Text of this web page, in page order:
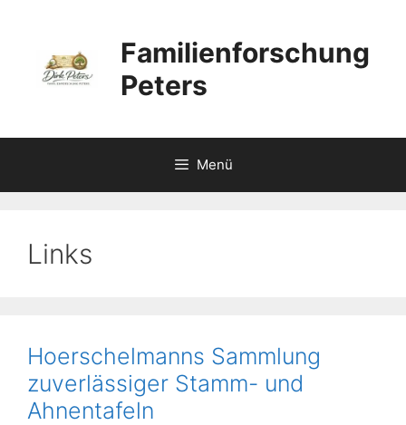
springen
Familienforschung
Peters
Menü
Links
Hoerschelmanns Sammlung
zuverlässiger Stamm- und
Ahnentafeln